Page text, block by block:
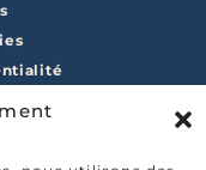
Vente